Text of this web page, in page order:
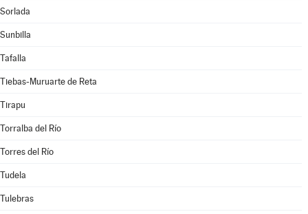
Sorlada
Sunbilla
Tafalla
Tiebas-Muruarte de Reta
Tirapu
Torralba del Río
Torres del Río
Tudela
Tulebras